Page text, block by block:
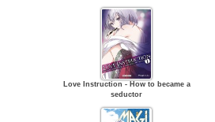
Love Instruction - How to became a
seductor